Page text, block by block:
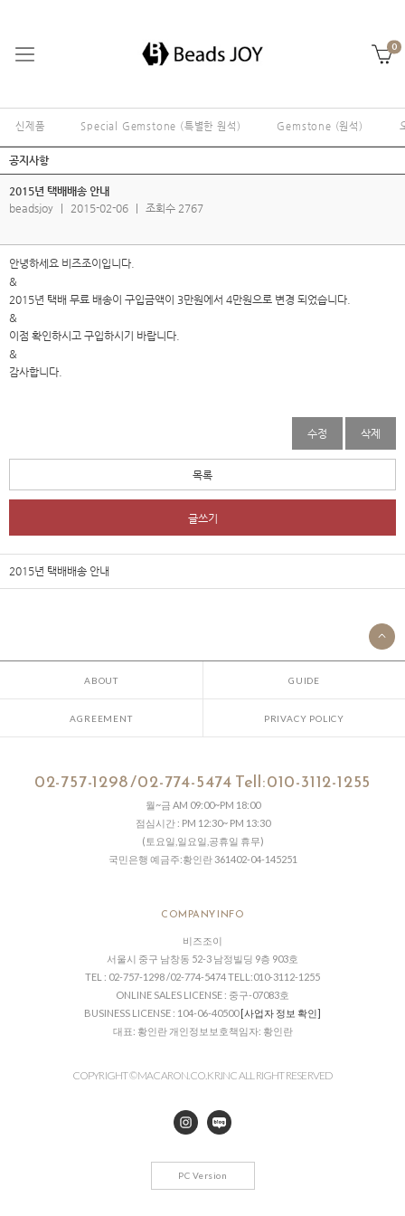
0
신제품 Special Gemstone (특별한 원석) Gemstone (원석)
공지사항
2015년 택배배송 안내
beadsjoy
2015-02-06 조회수 2767
안녕하세요 비즈조이입니다.
&
2015년 택배 무료 배송이 구입금액이 3만원에서 4만원으로 변경 되었습니다.
&
이점 확인하시고 구입하시기 바랍니다.
&
감사합니다.
수정 삭제
목록
글쓰기
2015년 택배배송 안내
ABOUT GUIDE
AGREEMENT PRIVACY POLICY
02-757-1298 /02-774-5474 Tell:010-3112-1255
월~금 AM 09:00~PM 18:00
점심시간 : PM 12:30~ PM 13:30
(토요일,일요일,공휴일 휴무)
국민은행 예금주:황인란 361402-04-145251
COMPANY INFO
비즈조이
서울시 중구 남창동 52-3 남정빌딩 9층 903호
TEL : 02-757-1298 /02-774-5474 TELL:010-3112-1255
ONLINE SALES LICENSE : 중구-07083호
BUSINESS LICENSE : 104-06-40500[사업자 정보 확인]
대표: 황인란 개인정보보호책임자: 황인란
COPYRIGHT © MACARON.CO. KR.INC ALL RIGHT RESERVED
PC Version